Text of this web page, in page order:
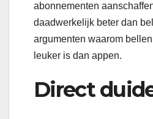
abonnementen
daadwerkelijk beter dan
argumenten waarom
leuker is dan appen.
Direct